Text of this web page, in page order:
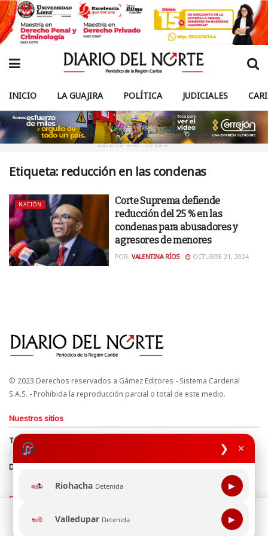
❯ ×
Riohacha Detenida ▶
Valledupar Detenida ▶
INICIO LA GUAJIRA POLÍTICA JUDICIALES
ANUNCIO PUBLICITARIO
Etiqueta: reducción en las condenas
NACIÓN
Corte Suprema defiende
reducción del 25 % en las
condenas para abusadores y
agresores de menores
POR: VALENTINA RÍOS OCTUBRE 21, 2024
© 2023 Derechos reservados a Gámez Editores - Sistema Cardenal
S.A.S. - Prohibida la reproducción parcial o total de este medio.
Nuestros sitios
Términos y Condiciones
Derechos de Autor y Propiedad Intelectual
Política de uso de cookies
Política de Tratamiento de Datos
Directrices Editoriales
Síguenos
Esta página web usa cookie para mejorar tu experiencia de
navegación, al continuar aceptas nuestra política de uso de